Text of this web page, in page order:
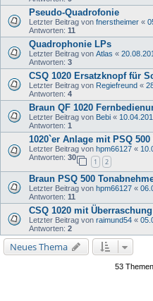
Pseudo-Quadrofonie
Letzter Beitrag von fnerstheimer «
Antworten: 11
Quadrophonie LPs
Letzter Beitrag von Atlas «
Antworten: 3
CSQ 1020 Ersatzknopf für
Letzter Beitrag von Regiefreund «
Antworten: 4
Braun QF 1020
Letzter Beitrag von Bebi «
Antworten: 1
1020`er Anlage mit PSQ
Letzter Beitrag von hpm66127 «
Antworten: 30
1 2
Braun PSQ 500
Letzter Beitrag von hpm66127 «
Antworten: 11
CSQ 1020 mit Überraschung
Letzter Beitrag von raimund54 «
Antworten: 2
Neues Thema
53 Themen